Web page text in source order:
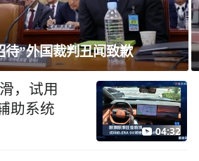
对高市政府扩军谋“核”
，试用
助系统
04:32